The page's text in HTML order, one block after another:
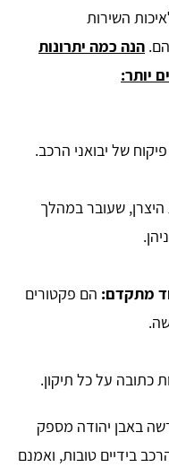
השירות
הנה כמה יתרונות
יותר:
של יבואני הרכב.
שעובר במהלך
מתקדם: הם פקטורים
כתובה על כל תיקון.
באבן יהודה מספק
בידיים טובות, ואמנם